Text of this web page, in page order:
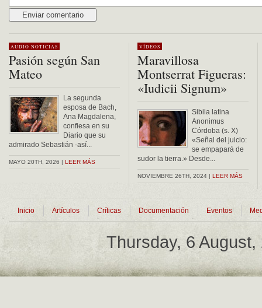
AUDIO NOTICIAS
Pasión según San
Mateo
La segunda
esposa de Bach,
Ana Magdalena,
confiesa en su
Diario que su
admirado Sebastián -así...
MAYO 20TH, 2026 | LEER MÁS
VÍDEOS
Maravillosa
Montserrat Figueras:
«Iudicii Signum»
Sibila latina
Anonimus
Córdoba (s. X)
«Señal del juicio:
se empapará de
sudor la tierra.» Desde...
NOVIEMBRE 26TH, 2024 | LEER MÁS
Inicio Artículos Críticas Documentación Eventos
Thursday, 6